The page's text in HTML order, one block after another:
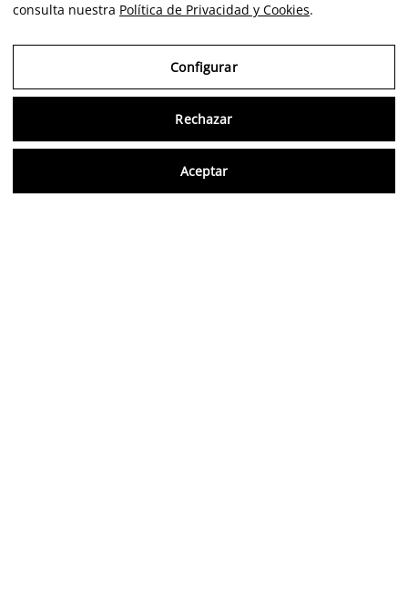
consulta nuestra Política de Privacidad y Cookies.
Configurar
Rechazar
Aceptar